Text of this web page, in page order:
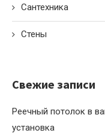
Сантехника
Стены
Свежие записи
Реечный потолок в
установка